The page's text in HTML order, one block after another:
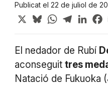
Publicat el 22 de juliol de
X BlueskyWhatsApp
Telegram
El nedador de Rubí
aconseguit tres
Natació de Fukuoka